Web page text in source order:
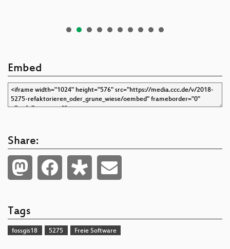
Embed
Share:
Tags
fossgis18 5275 Freie Software